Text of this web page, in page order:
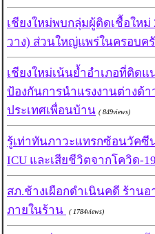
เชียงใหม่พบกลุ่มผู้ติดเชื้อใหม่
วาง) ส่วนใหญ่แพร่ในครอบค
เชียงใหม่เน้นย้ำอำเภอที่ติด
ป้องกันการนำแรงงานต่างด้
ประเทศเพื่อนบ้าน ( 849views)
รู้เท่าทันภาวะแทรกซ้อนวัคซี
ICU และเสียชีวิตจากโควิด-19
สภ.ช้างเผือกดำเนินคดี ร้าน
ภายในร้าน
( 1784views)